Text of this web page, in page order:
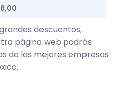
descuentos,
página web podrás
de las mejores empresas